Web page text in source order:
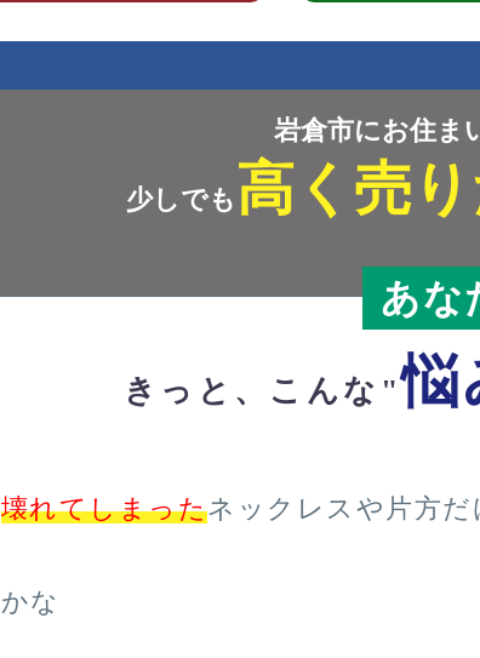
岩倉市にお住ま
少しでも 高く売
あな
きっと、こんな"悩
壊れてしまったネックレスや片方
かな